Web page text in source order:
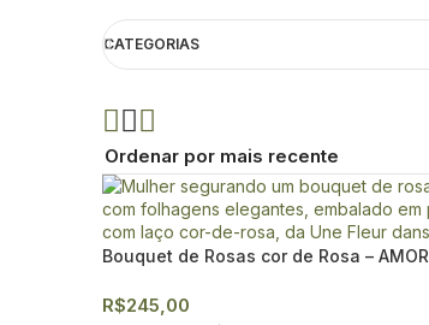
CATEGORIAS
Bouquet de Rosas cor de Rosa – AMOR
R$245,00